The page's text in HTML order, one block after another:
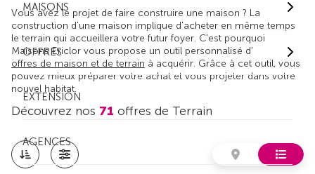
MAISONS
OFFRES
EXTENSION
AGENCES
Vous avez le projet de faire construire une maison ? La
construction d'une maison implique d'acheter en même temps
le terrain qui accueillera votre futur foyer. C'est pourquoi
Maisons Ericlor vous propose un outil personnalisé d'
offres de maison et de terrain à acquérir. Grâce à cet outil, vous
pouvez mieux préparer votre achat et vous projeter dans votre
nouvel habitat.
Découvrez nos 71 offres de Terrain